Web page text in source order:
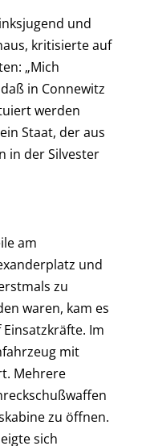
und
kritisierte auf
„Mich
in Connewitz
werden
Staat, der aus
in der Silvester
am
und
zu
waren, kam es
Im
mit
Mehrere
zu öffnen.
sich